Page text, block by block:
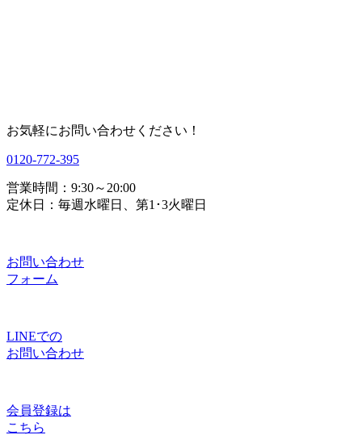
お気軽にお問い合わせください！
0120-772-395
営業時間：9:30～20:00
定休日：毎週水曜日、第1･3火曜日
お問い合わせ
フォーム
LINEでの
お問い合わせ
会員登録は
こちら